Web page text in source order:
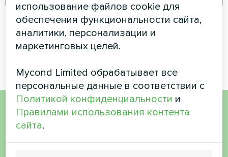
Теплица
Модульный тепловой насос
серии MCU
Офис
Сплит-тепловой насос Artic
Хотите купить или у вас
использование файлов cookie для
обеспечения функциональности сайта,
аналитики, персонализации и
маркетинговых целей.
Mycond Limited обрабатывает все
персональные данные в соответствии с
Политикой конфиденциальности и
Правилами использования контента
сайта.